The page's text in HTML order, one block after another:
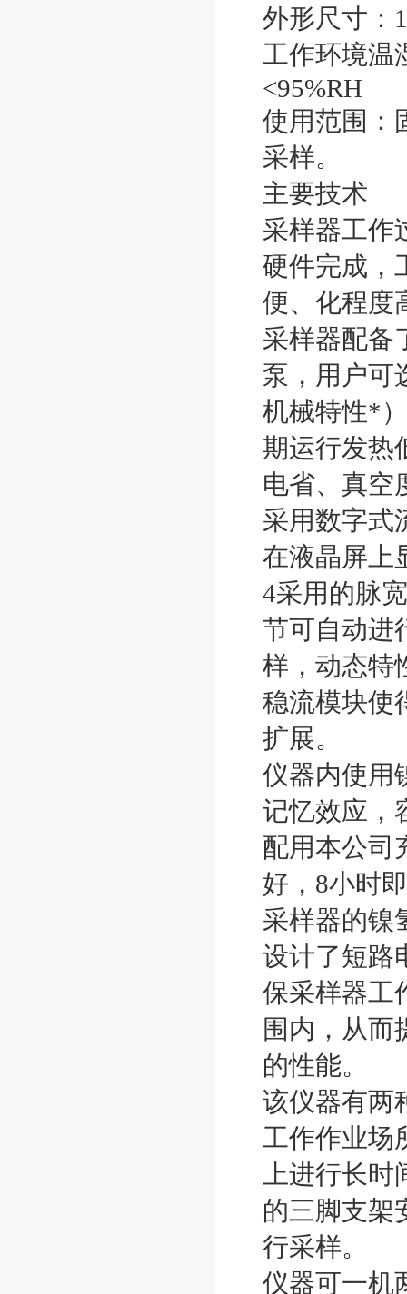
外形尺寸：
工作环境温
<95%RH
使用范围：
采样。
主要技术
采样器工作
硬件完成，
便、化程度
采样器配备
泵，用户可
机械特性*
期运行发热
电省、真空
采用数字式
在液晶屏上
4采用的脉
节可自动进
样，动态特
稳流模块使
扩展。
仪器内使用
记忆效应，
配用本公司
好，8小时
采样器的镍
设计了短路
保采样器工
围内，从而
的性能。
该仪器有两
工作作业场
上进行长
的三脚支架
行采样。
仪器可一机